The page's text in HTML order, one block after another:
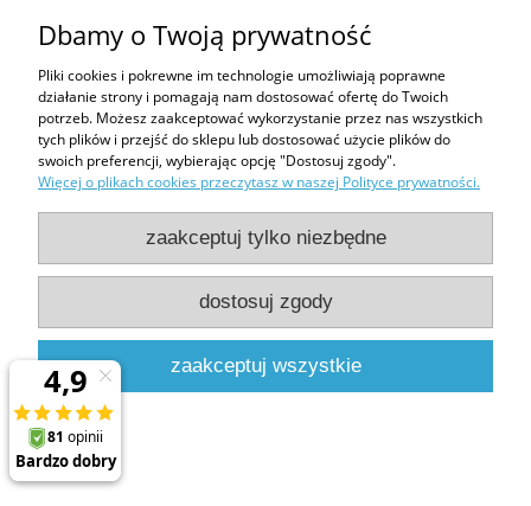
Drzwi kolankowe FAKRO DWK 70x110
397,78 zł
do koszyka
Drzwi kolankowe FAKRO DWK 60x110
Dbamy o Twoją prywatność
Pliki cookies i pokrewne im technologie umożliwiają poprawne
działanie strony i pomagają nam dostosować ofertę do Twoich
potrzeb. Możesz zaakceptować wykorzystanie przez nas wszystkich
tych plików i przejść do sklepu lub dostosować użycie plików do
swoich preferencji, wybierając opcję "Dostosuj zgody".
Więcej o plikach cookies przeczytasz w naszej Polityce prywatności.
zaakceptuj tylko niezbędne
dostosuj zgody
zaakceptuj wszystkie